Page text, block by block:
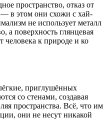
пространство, отказ от
в этом они схожи с хай-
не использует металл
а поверхность глянцевая
человека к природе и ко
приглушённых
со стенами, создавая
пространства. Всё, что им
они не несут никакой